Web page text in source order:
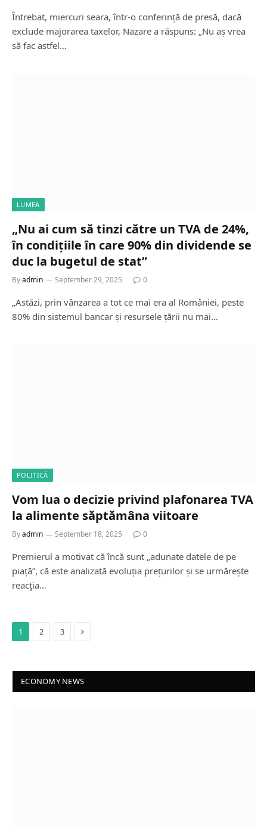
Întrebat, miercuri seara, într-o conferință de presă, dacă
exclude majorarea taxelor, Nazare a răspuns: „Nu aș vrea
să fac astfel…
LUMEA
„Nu ai cum să tinzi către un TVA de 24%,
în condițiile în care 90% din dividende se
duc la bugetul de stat”
Byadmin September 29, 2025 0
„Astăzi, prin vânzarea a tot ce mai era al României, peste
80% din sistemul bancar și resursele țării nu mai…
POLITICĂ
Vom lua o decizie privind plafonarea TVA
la alimente săptămâna viitoare
Byadmin September 18, 2025 0
Premierul a motivat că încă sunt „adunate datele de pe
piață”, că este analizată evoluția prețurilor și se urmărește
reacţia…
1 2 3 Next
ECONOMY NEWS